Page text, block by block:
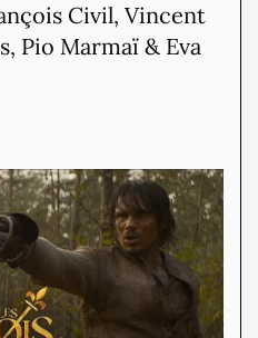
Civil, Vincent
Pio Marmaï & Eva